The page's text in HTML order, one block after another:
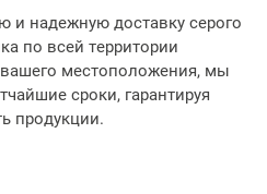
и надежную доставку серого
по всей территории
местоположения, мы
сроки, гарантируя
продукции.